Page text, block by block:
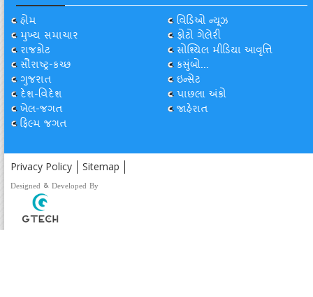
હોમ
મુખ્ય સમાચાર
રાજકોટ
સૌરાષ્ટ્ર-કચ્છ
ગુજરાત
દેશ-વિદેશ
ખેલ-જગત
ફિલ્મ જગત
વિડિઓ ન્યૂઝ
ફોટો ગેલેરી
સોશ્યિલ મીડિયા આવૃત્તિ
કસુંબો...
ઇન્સેટ
પાછલા અંકો
જાહેરાત
Privacy Policy Sitemap
Designed & Developed By